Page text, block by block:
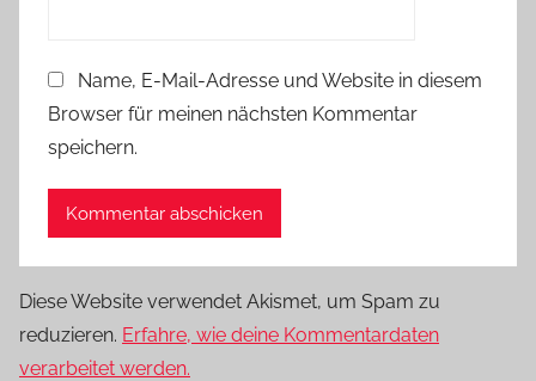
Name, E-Mail-Adresse und Website in diesem
Browser für meinen nächsten Kommentar
speichern.
Diese Website verwendet Akismet, um Spam zu
reduzieren. Erfahre, wie deine Kommentardaten
verarbeitet werden.